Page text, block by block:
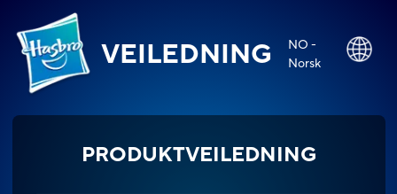
VEILEDNING
NO -
Norsk
PRODUKTVEILEDNING